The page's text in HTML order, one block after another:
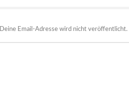
Deine Email-Adresse wird nicht veröffentlicht.